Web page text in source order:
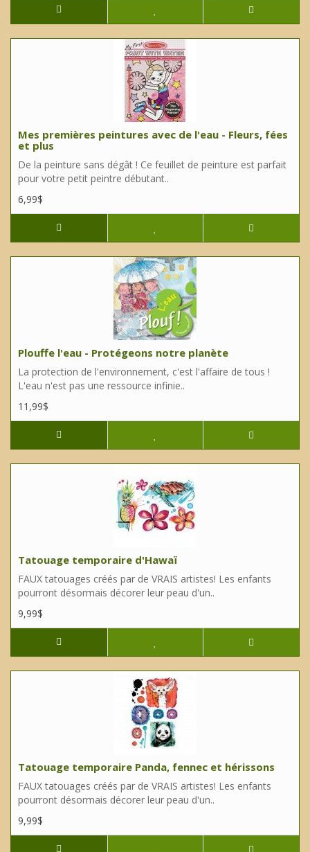
Mes premières peintures avec de l'eau - Fleurs, fées
et plus
De la peinture sans dégât ! Ce feuillet de peinture est parfait
pour votre petit peintre débutant..
6,99$
Plouffe l'eau - Protégeons notre planète
La protection de l'environnement, c'est l'affaire de tous !
L'eau n'est pas une ressource infinie..
11,99$
Tatouage temporaire d'Hawaï
FAUX tatouages créés par de VRAIS artistes! Les enfants
pourront désormais décorer leur peau d'un..
9,99$
Tatouage temporaire Panda, fennec et hérissons
FAUX tatouages créés par de VRAIS artistes! Les enfants
pourront désormais décorer leur peau d'un..
9,99$